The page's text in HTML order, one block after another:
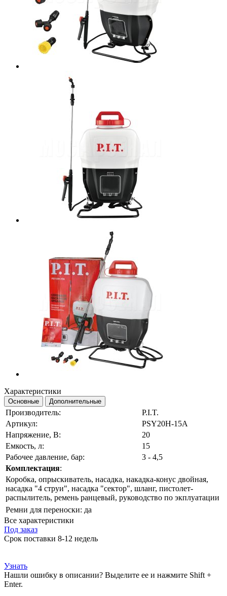
Характеристики
Основные Дополнительные
Производитель:
P.I.T.
Артикул:
PSY20H-15A
Напряжение, В:
20
Емкость, л:
15
Рабочее давление, бар:
3 - 4,5
Комплектация:
Коробка, опрыскиватель, насадка, накадка-конус двойная,
насадка "4 струи", насадка "сектор", шланг, пистолет-
распылитель, ремень ранцевый, руководство по экплуатации
Ремни для переноски: да
Все характеристики
Под заказ
Срок поставки 8-12 недель
Узнать
Нашли ошибку в описании? Выделите ее и нажмите Shift +
Enter.